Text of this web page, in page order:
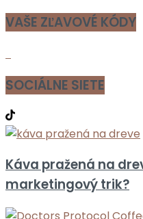
VAŠE ZĽAVOVÉ KÓDY
SOCIÁLNE SIETE
Káva pražená na
marketingový trik?